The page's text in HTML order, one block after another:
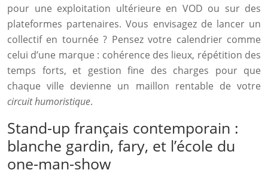
pour une exploitation ultérieure en VOD ou sur des
plateformes partenaires. Vous envisagez de lancer un
collectif en tournée ? Pensez votre calendrier comme
celui d’une marque : cohérence des lieux, répétition des
temps forts, et gestion fine des charges pour que
chaque ville devienne un maillon rentable de votre
circuit humoristique.
Stand-up français contemporain :
blanche gardin, fary, et l’école du
one-man-show